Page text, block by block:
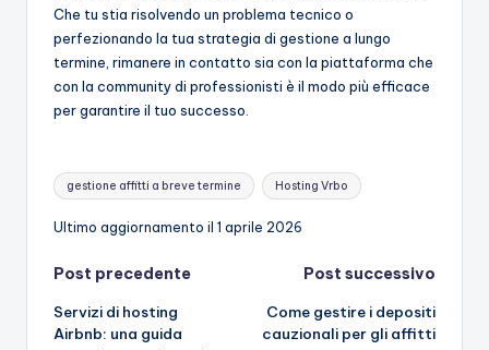
Che tu stia risolvendo un problema tecnico o
perfezionando la tua strategia di gestione a lungo
termine, rimanere in contatto sia con la piattaforma che
con la community di professionisti è il modo più efficace
per garantire il tuo successo.
Tag:
gestione affitti a breve termine Hosting Vrbo
Ultimo aggiornamento il 1 aprile 2026
Navigazione
articoli
Post precedente
Servizi di hosting
Airbnb: una guida
Post successivo
Come gestire i depositi
cauzionali per gli affitti